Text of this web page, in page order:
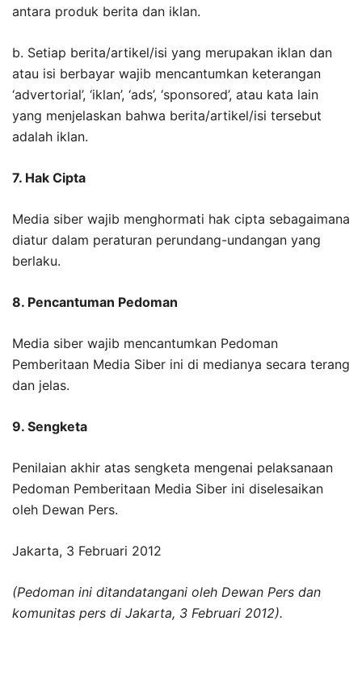
antara produk berita dan iklan.
b. Setiap berita/artikel/isi yang merupakan iklan dan
atau isi berbayar wajib mencantumkan keterangan
‘advertorial’, ‘iklan’, ‘ads’, ‘sponsored’, atau kata lain
yang menjelaskan bahwa berita/artikel/isi tersebut
adalah iklan.
7. Hak Cipta
Media siber wajib menghormati hak cipta sebagaimana
diatur dalam peraturan perundang-undangan yang
berlaku.
8. Pencantuman Pedoman
Media siber wajib mencantumkan Pedoman
Pemberitaan Media Siber ini di medianya secara terang
dan jelas.
9. Sengketa
Penilaian akhir atas sengketa mengenai pelaksanaan
Pedoman Pemberitaan Media Siber ini diselesaikan
oleh Dewan Pers.
Jakarta, 3 Februari 2012
(Pedoman ini ditandatangani oleh Dewan Pers dan
komunitas pers di Jakarta, 3 Februari 2012).